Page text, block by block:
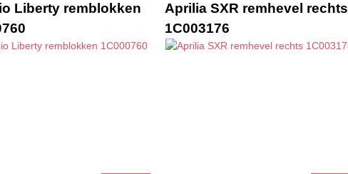
Liberty remblokken
Aprilia SXR remhevel rechts
1C003176